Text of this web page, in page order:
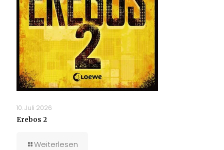
10. Juli 2026
Erebos 2
Weiterlesen